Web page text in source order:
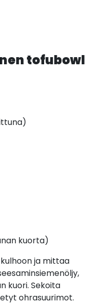
tofubowl
kuorta)
ja mittaa
kuori. Sekoita
ohrasuurimot.